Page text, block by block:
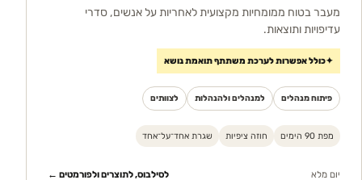
מעבר בטוח ממומחיות מקצועית לאחריות על אנשים, סדרי
עדיפויות ותוצאות.
✦כולל אפשרות לערכת משתתף תואמת נושא
פיתוח מנהלים למנהלים ולהנהלות לצוותים
מפת 90 הימים חוזה ציפיות שגרת אחד־על־אחד
יום מלא לסילבוס, לתוצרים ולפורמטים ←